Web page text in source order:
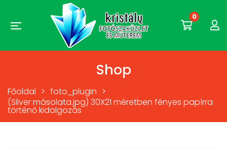
0
Shop
Főoldal > foto_plugin >
(Silver másolata.jpg) 30X21 méretben fényes papírra
történő kidolgozás